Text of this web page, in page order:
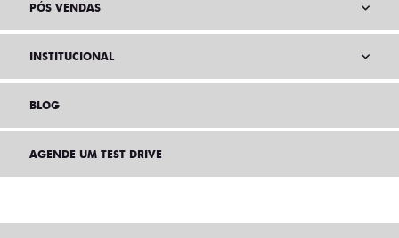
PÓS VENDAS
INSTITUCIONAL
BLOG
AGENDE UM TEST DRIVE